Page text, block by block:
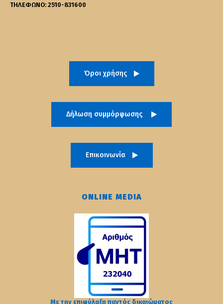
ΤΗΛΕΦΩΝΟ: 2510-831600
Όροι χρήσης
Δήλωση συμμόρφωσης
Επικοινωνία
ONLINE MEDIA
Με την επιφύλαξη παντός δικαιώματος